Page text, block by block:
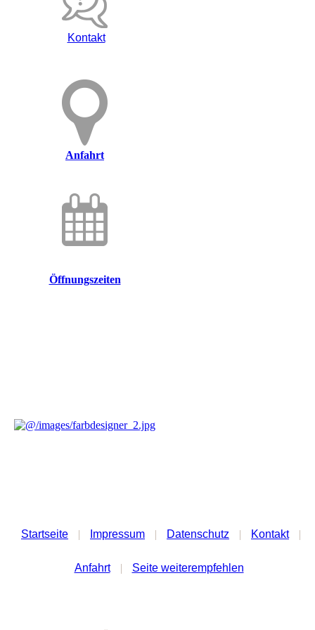
Kontakt
Anfahrt
Öffnungszeiten
Startseite | Impressum | Datenschutz | Kontakt |
Anfahrt | Seite weiterempfehlen